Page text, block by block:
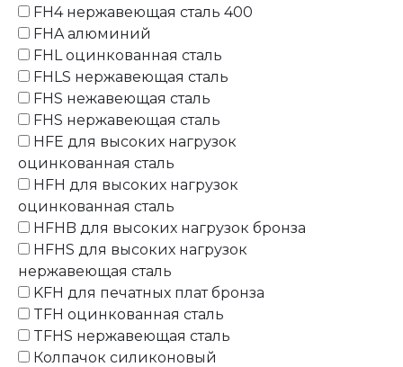
FH4 нержавеющая сталь 400
FHA алюминий
FHL оцинкованная сталь
FHLS нержавеющая сталь
FHS нежавеющая сталь
FHS нержавеющая сталь
HFE для высоких нагрузок
оцинкованная сталь
HFH для высоких нагрузок
оцинкованная сталь
HFHB для высоких нагрузок бронза
HFHS для высоких нагрузок
нержавеющая сталь
KFH для печатных плат бронза
TFH оцинкованная сталь
TFHS нержавеющая сталь
Колпачок силиконовый